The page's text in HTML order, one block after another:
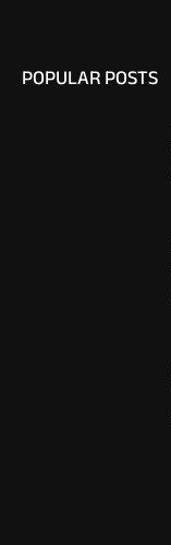
POPULAR POSTS